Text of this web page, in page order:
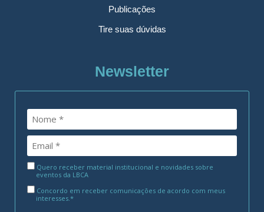
Publicações
Tire suas dúvidas
Newsletter
Quero receber material institucional e novidades sobre
eventos da LBCA
Concordo em receber comunicações de acordo com meus
interesses.*